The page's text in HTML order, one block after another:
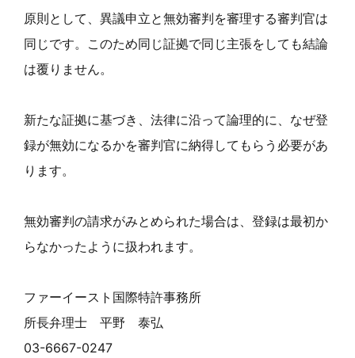
原則として、異議申立と無効審判を審理する審判官は
同じです。このため同じ証拠で同じ主張をしても結論
は覆りません。
新たな証拠に基づき、法律に沿って論理的に、なぜ登
録が無効になるかを審判官に納得してもらう必要があ
ります。
無効審判の請求がみとめられた場合は、登録は最初か
らなかったように扱われます。
ファーイースト国際特許事務所
所長弁理士 平野 泰弘
03-6667-0247